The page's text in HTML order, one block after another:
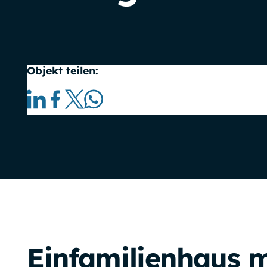
Objekt teilen:
Einfamilienhaus